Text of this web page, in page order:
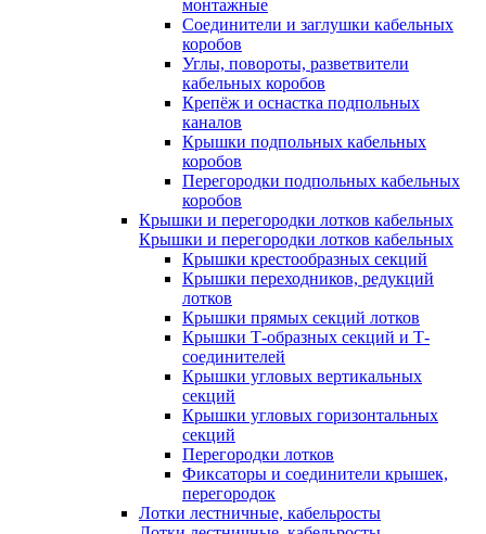
монтажные
Соединители и заглушки кабельных
коробов
Углы, повороты, разветвители
кабельных коробов
Крепёж и оснастка подпольных
каналов
Крышки подпольных кабельных
коробов
Перегородки подпольных кабельных
коробов
Крышки и перегородки лотков кабельных
Крышки и перегородки лотков кабельных
Крышки крестообразных секций
Крышки переходников, редукций
лотков
Крышки прямых секций лотков
Крышки Т-образных секций и Т-
соединителей
Крышки угловых вертикальных
секций
Крышки угловых горизонтальных
секций
Перегородки лотков
Фиксаторы и соединители крышек,
перегородок
Лотки лестничные, кабельросты